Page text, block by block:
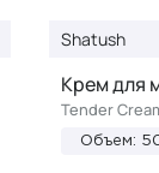
Shatush
Крем для
Tender
Объем: